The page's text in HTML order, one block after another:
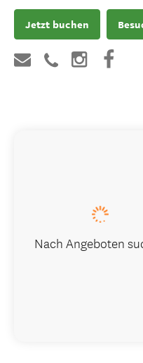
Jetzt buchen
Nach Angeboten